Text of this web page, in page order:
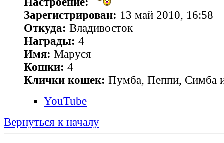
Зарегистрирован: 13 май 2010, 16:58
Откуда: Владивосток
Награды: 4
Имя: Маруся
Кошки: 4
Клички кошек: Пумба, Пеппи, Симба
YouTube
Вернуться к началу